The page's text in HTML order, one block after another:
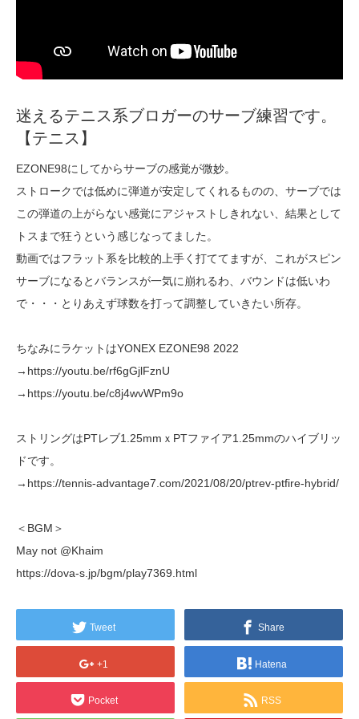
迷えるテニス系ブロガーのサーブ練習です。
【テニス】
EZONE98にしてからサーブの感覚が微妙。
ストロークでは低めに弾道が安定してくれるものの、サーブでは
この弾道の上がらない感覚にアジャストしきれない、結果として
トスまで狂うという感じなってました。
動画ではフラット系を比較的上手く打ててますが、これがスピン
サーブになるとバランスが一気に崩れるわ、バウンドは低いわ
で・・・とりあえず球数を打って調整していきたい所存。
ちなみにラケットはYONEX EZONE98 2022
→https://youtu.be/rf6gGjlFznU
→https://youtu.be/c8j4wvWPm9o
ストリングはPTレブ1.25mmｘPTファイア1.25mmのハイブリッ
ドです。
→https://tennis-advantage7.com/2021/08/20/ptrev-ptfire-hybrid/
＜BGM＞
May not @Khaim
https://dova-s.jp/bgm/play7369.html
Tweet Share
+1 Hatena
Pocket RSS